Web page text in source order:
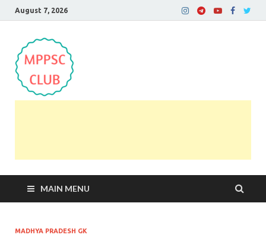
August 7, 2026
MAIN MENU
MADHYA PRADESH GK